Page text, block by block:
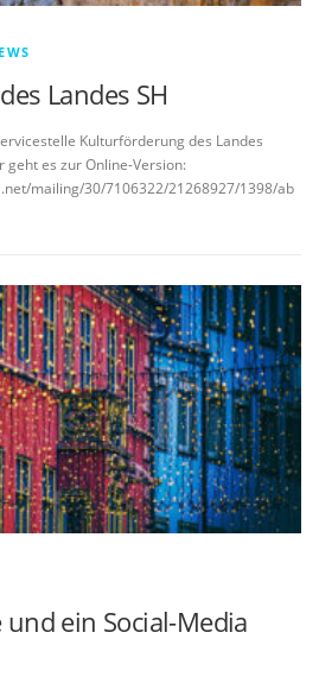
Landes SH
Kulturförderung des Landes
geht es zur Online-Version:
mailing/30/7106322/21268927/1398/ab
und ein Social-Media